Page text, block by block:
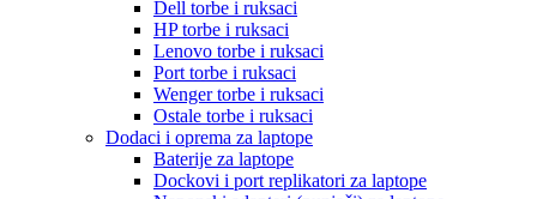
Dell torbe i ruksaci
HP torbe i ruksaci
Lenovo torbe i ruksaci
Port torbe i ruksaci
Wenger torbe i ruksaci
Ostale torbe i ruksaci
Dodaci i oprema za laptope
Baterije za laptope
Dockovi i port replikatori za laptope